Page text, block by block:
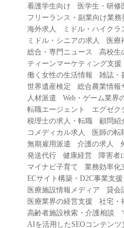
看護学生向け
医学生・研修
フリーランス・副業向け業務
海外求人
ミドル・ハイクラ
ミドル・シニアの求人
医療
総合・専門ニュース
高校生
ティーンマーケティング支援
働く女性の生活情報
雑誌・
世界遺産検定
総合農業情報
人材派遣
Web・ゲーム業界
転職エージェント
エグゼク
税理士の求人・転職
顧問紹
コメディカル求人
医師の転
無期雇用派遣
介護の求人
発送代行
健康経営
障害者
マイナビ子育て
業務効率化
ECサイト構築・D2C事業支援
医療施設情報メディア
貸会
医療業界の経営支援
社宅・
高齢者施設検索・介護相談
AIを活用したSEOコンテンツ